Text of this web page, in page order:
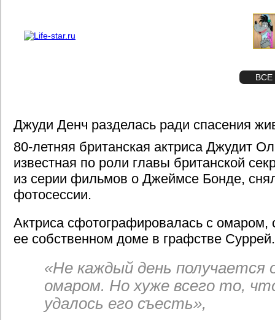
ВСЕ
Джуди Денч разделась ради спасения
80-летняя британская актриса Джудит
известная по роли главы британской
из серии фильмов о Джеймсе Бонде,
фотосессии.
Актриса сфотографировалась с омаром,
ее собственном доме в графстве Суррей.
«Не каждый день получается
омаром. Но хуже всего то,
удалось его съесть»,